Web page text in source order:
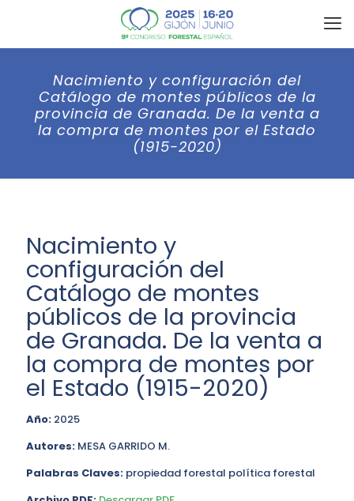
Nacimiento y configuración del
Catálogo de montes públicos de la
provincia de Granada. De la venta a
la compra de montes por el Estado
(1915-2020)
Nacimiento y
configuración del
Catálogo de montes
públicos de la provincia
de Granada. De la venta a
la compra de montes por
el Estado (1915-2020)
Año: 2025
Autores: MESA GARRIDO M.
Palabras Claves: propiedad forestal política forestal